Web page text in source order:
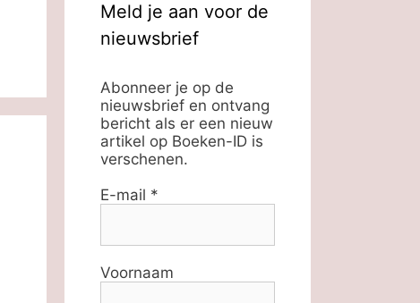
Meld je aan voor de
nieuwsbrief
Abonneer je op de
nieuwsbrief en ontvang
bericht als er een nieuw
artikel op Boeken-ID is
verschenen.
E-mail *
Voornaam